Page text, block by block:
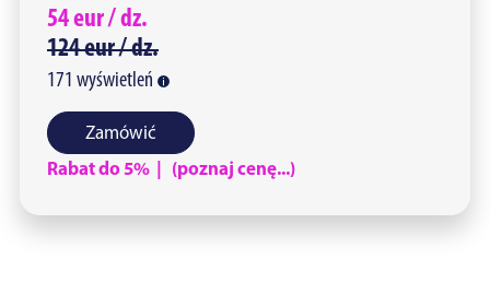
54eur /dz.
124eur /dz.
171 wyświetleń
Zamówić
Rabat do 5% | (poznaj cenę...)